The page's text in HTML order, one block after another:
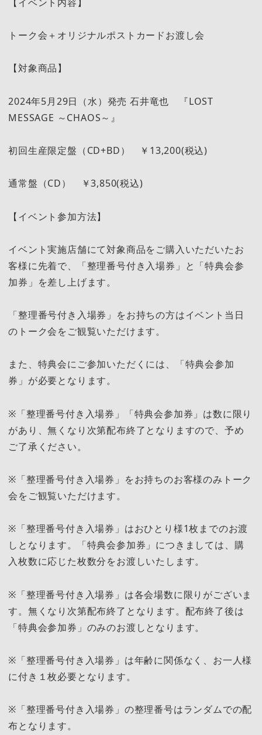
トーク会＋オリジナルポストカードお渡し会
【対象商品】
2024年5月29日（水）発売 石井竜也 『LOST
MESSAGE ～CHAOS～』
初回生産限定盤（CD+BD） ￥13,200(税込)
通常盤（CD） ￥3,850(税込)
【イベント参加方法】
イベント実施店舗にて対象商品をご購入いただいたお
客様に先着で、「整理番号付き入場券」と「特典会参
加券」を差し上げます。
「整理番号付き入場券」をお持ちの方はイベント当日
のトーク会をご観覧いただけます。
また、特典会にご参加いただくには、「特典会参加
券」が必要となります。
※「整理番号付き入場券」「特典会参加券」は数に限り
があり、無くなり次第配布終了となりますので、予め
ご了承ください。
※「整理番号付き入場券」をお持ちのお客様のみトーク
会をご観覧いただけます。
※「整理番号付き入場券」はおひとり様1枚までのお渡
しとなります。「特典会参加券」につきましては、購
⼊枚数に応じた枚数分をお渡しいたします。
※「整理番号付き入場券」は各会場数に限りがございま
す。無くなり次第配布終了となります。配布終了後は
「特典会参加券」のみのお渡しとなります。
※「整理番号付き入場券」は年齢に関係なく、お一人様
に付き１枚必要となります。
※「整理番号付き入場券」の整理番号はランダムでの配
布となります。